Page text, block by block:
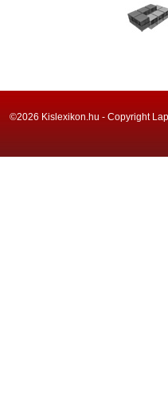
©2026 Kislexikon.hu - Copyright